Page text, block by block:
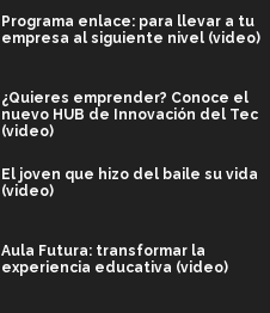
Programa enlace: para llevar a tu
empresa al siguiente nivel (video)
¿Quieres emprender? Conoce el
nuevo HUB de Innovación del Tec
(video)
El joven que hizo del baile su vida
(video)
Aula Futura: transformar la
experiencia educativa (video)